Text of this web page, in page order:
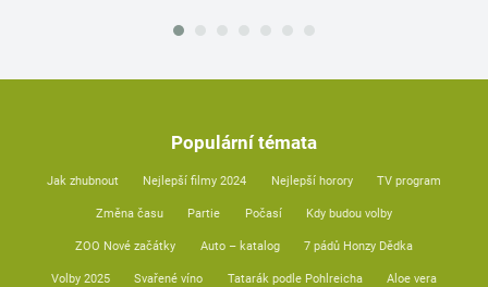
Populární témata
Jak zhubnout Nejlepší filmy 2024 Nejlepší horory TV program
Změna času Partie Počasí Kdy budou volby
ZOO Nové začátky Auto – katalog 7 pádů Honzy Dědka
Volby 2025 Svařené víno Tatarák podle Pohlreicha Aloe vera